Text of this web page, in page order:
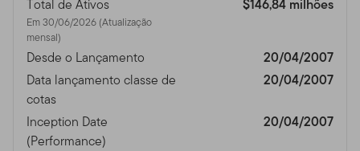
Total de Ativos
Em 30/06/2026 (Atualização
mensal)
$146,84 milhões
Desde o Lançamento
20/04/2007
Data lançamento classe de
cotas
20/04/2007
Inception Date
(Performance)
20/04/2007